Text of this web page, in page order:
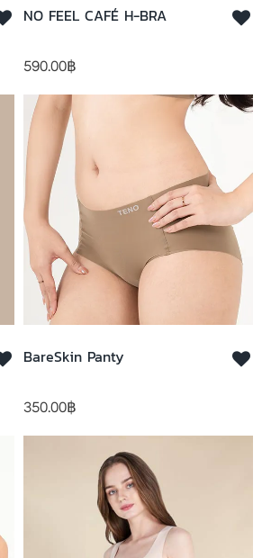
NO FEEL CAFÉ H-BRA
590.00฿
BareSkin Panty
350.00฿